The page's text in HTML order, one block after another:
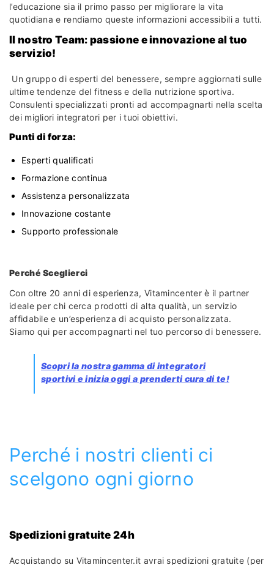
l’educazione sia il primo passo per migliorare la vita
quotidiana e rendiamo queste informazioni accessibili a tutti.
Il nostro Team: passione e innovazione al tuo
servizio!
Un gruppo di esperti del benessere, sempre aggiornati sulle
ultime tendenze del fitness e della nutrizione sportiva.
Consulenti specializzati pronti ad accompagnarti nella scelta
dei migliori integratori per i tuoi obiettivi.
Punti di forza:
Esperti qualificati
Formazione continua
Assistenza personalizzata
Innovazione costante
Supporto professionale
Perché Sceglierci
Con oltre 20 anni di esperienza, Vitamincenter è il partner
ideale per chi cerca prodotti di alta qualità, un servizio
affidabile e un’esperienza di acquisto personalizzata.
Siamo qui per accompagnarti nel tuo percorso di benessere.
Scopri la nostra gamma di integratori
sportivi e inizia oggi a prenderti cura di te!
Perché i nostri clienti ci
scelgono ogni giorno
Spedizioni gratuite 24h
Acquistando su Vitamincenter.it avrai spedizioni gratuite (per